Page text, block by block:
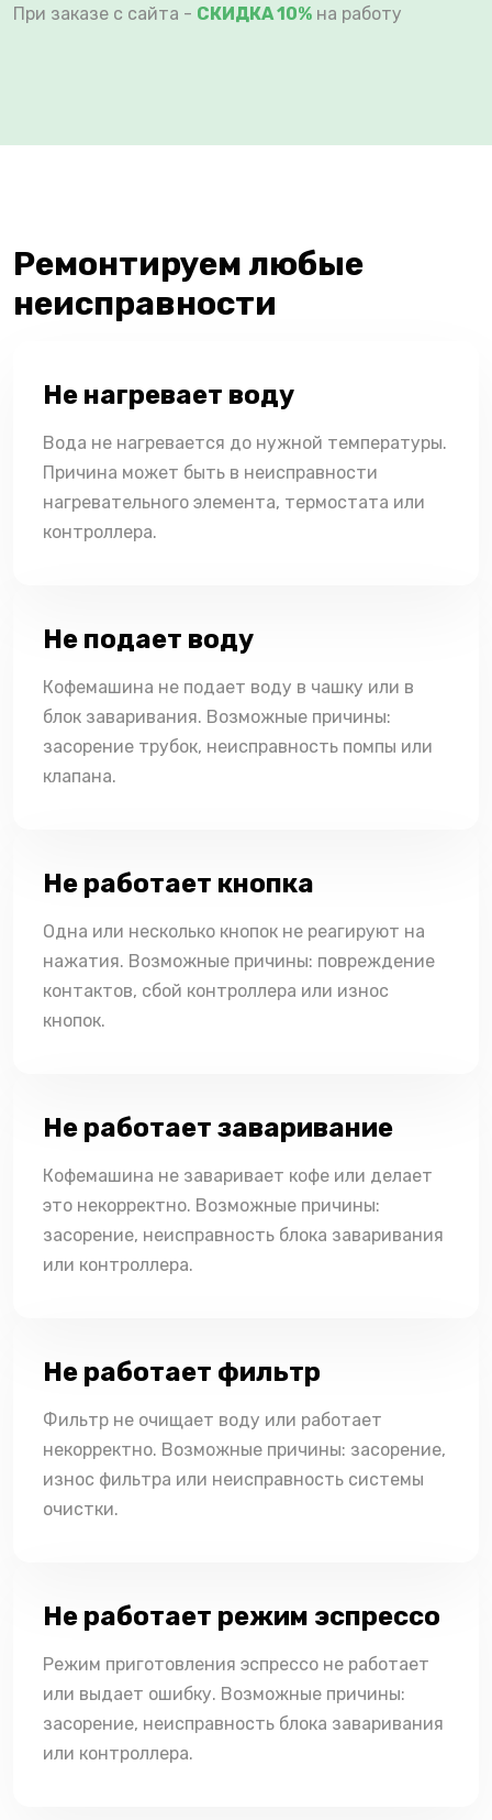
При заказе с сайта - СКИДКА 10% на работу
Ремонтируем любые
неисправности
Не нагревает воду
Вода не нагревается до нужной температуры.
Причина может быть в неисправности
нагревательного элемента, термостата или
контроллера.
Не подает воду
Кофемашина не подает воду в чашку или в
блок заваривания. Возможные причины:
засорение трубок, неисправность помпы или
клапана.
Не работает кнопка
Одна или несколько кнопок не реагируют на
нажатия. Возможные причины: повреждение
контактов, сбой контроллера или износ
кнопок.
Не работает заваривание
Кофемашина не заваривает кофе или делает
это некорректно. Возможные причины:
засорение, неисправность блока заваривания
или контроллера.
Не работает фильтр
Фильтр не очищает воду или работает
некорректно. Возможные причины: засорение,
износ фильтра или неисправность системы
очистки.
Не работает режим эспрессо
Режим приготовления эспрессо не работает
или выдает ошибку. Возможные причины:
засорение, неисправность блока заваривания
или контроллера.